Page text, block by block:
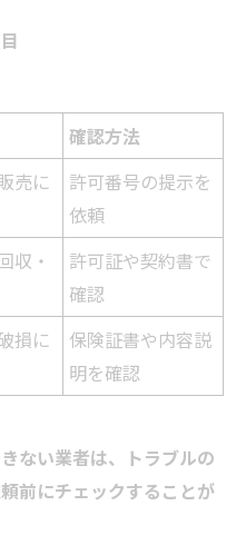
確認方法
売に
許可番号の提示を
依頼
収・
許可証や契約書で
確認
損に
保険証書や内容説
明を確認
ない業者は、トラブルの
前にチェックすることが